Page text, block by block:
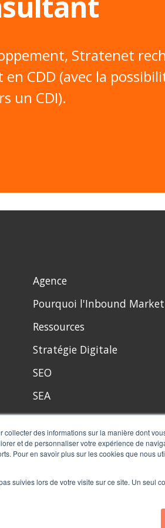
des informations sur la manière dont
et de personnaliser votre expérience de
Pour en savoir plus sur les cookies que nous
suivies lors de votre visite sur ce site. Un seul
Stratenet
CDD (avec la
un CDI).
Agence
Pourquoi l'Inbound
Ressources
Stratégie Digitale
SEO
SEA